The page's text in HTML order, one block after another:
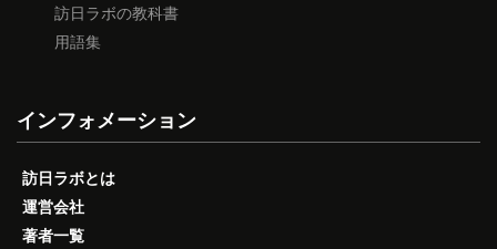
訪日ラボの教科書
用語集
インフォメーション
訪日ラボとは
運営会社
著者一覧